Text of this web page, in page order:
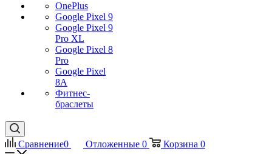
OnePlus
Google Pixel 9
Google Pixel 9
Pro XL
Google Pixel 8
Pro
Google Pixel
8A
Фитнес-
браслеты
Сравнение0 Отложенные 0 Корзина 0